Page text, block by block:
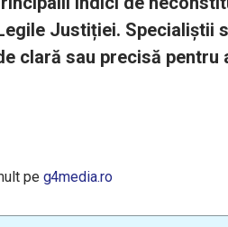
Justiției. Specialiștii
clară sau precisă pentru
pe g4media.ro